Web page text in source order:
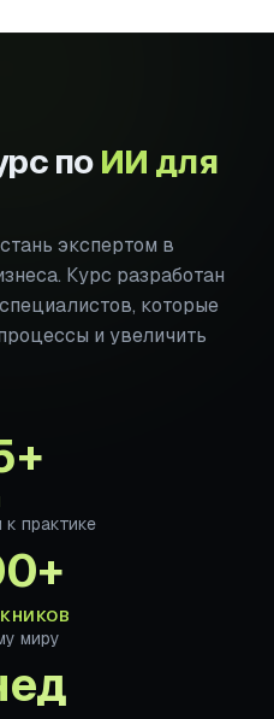
поИИ для
экспертом в
Курс разработан
которые
и увеличить
практике
миру